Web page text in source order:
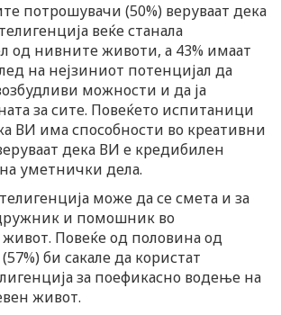
потрошувачи (50%) веруваат дека
веќе станала
од нивните животи, а 43% имаат
на нејзиниот потенцијал да
можности и да ја
за сите. Повеќето испитаници
ВИ има способности во креативни
дека ВИ е кредибилен
уметнички дела.
може да се смета и за
и помошник во
Повеќе од половина од
би сакале да користат
за поефикасно водење на
живот.